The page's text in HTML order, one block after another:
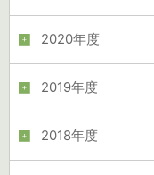
2020年度
2019年度
2018年度